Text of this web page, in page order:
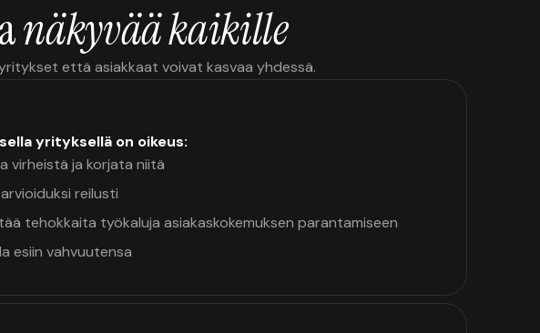
näkyvää kaikille
että asiakkaat voivat kasvaa yhdessä.
yrityksellä on oikeus:
virheistä ja korjata niitä
reilusti
tehokkaita työkaluja asiakaskokemuksen parantamiseen
esiin vahvuutensa